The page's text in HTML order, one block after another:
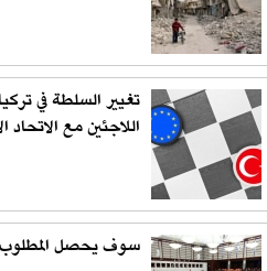
تغيير السلطة في
اللاجئين مع الاتحاد
سوف يحصل